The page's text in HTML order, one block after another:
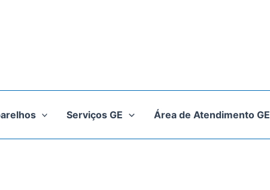
Serviços GE Área de Atendimento GE